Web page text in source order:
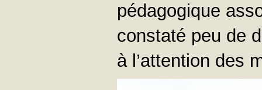
pédagogique
constaté peu de
à l’attention des